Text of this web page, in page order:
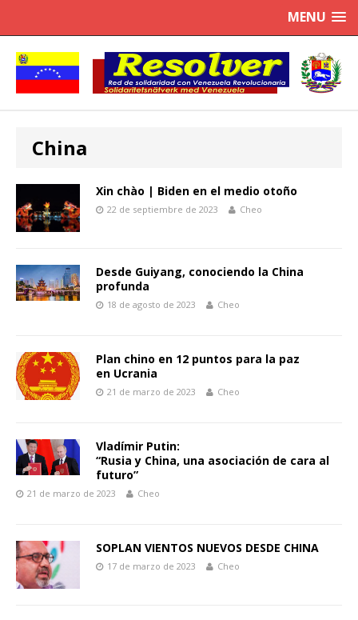
MENU
China
Xin chào | Biden en el medio otoño
22 de septiembre de 2023 Cheo
Desde Guiyang, conociendo la China
profunda
18 de agosto de 2023 Cheo
Plan chino en 12 puntos para la paz
en Ucrania
21 de marzo de 2023 Cheo
Vladímir Putin:
“Rusia y China, una asociación de cara al
futuro”
21 de marzo de 2023 Cheo
SOPLAN VIENTOS NUEVOS DESDE CHINA
17 de marzo de 2023 Cheo